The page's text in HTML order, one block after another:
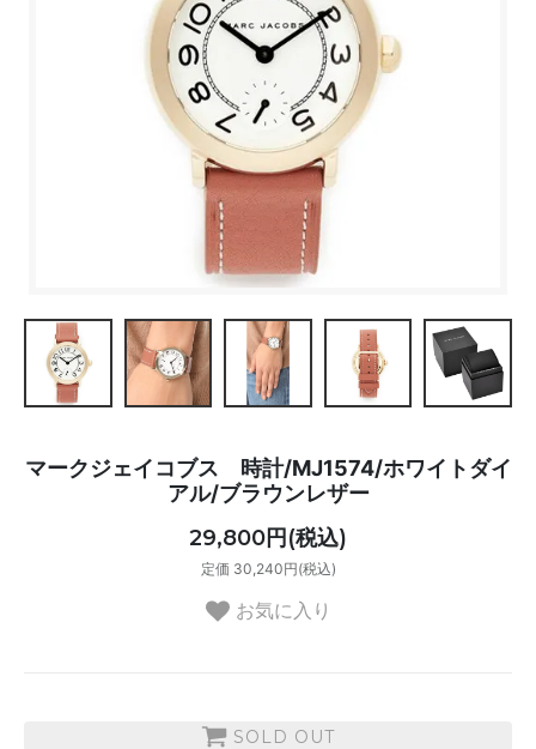
マークジェイコブス 時計/MJ1574/ホワイトダイ
アル/ブラウンレザー
29,800円(税込)
定価 30,240円(税込)
お気に入り
SOLD OUT